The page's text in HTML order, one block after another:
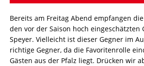
Bereits am Freitag Abend empfangen
den vor der Saison hoch eingeschätzten
Speyer. Vielleicht ist dieser Gegner im
richtige Gegner, da die Favoritenrolle
Gästen aus der Pfalz liegt. Drücken wir